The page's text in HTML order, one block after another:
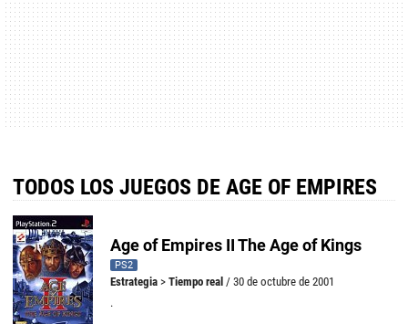
TODOS LOS JUEGOS DE AGE OF EMPIRES
Age of Empires II The Age of Kings
PS2
Estrategia > Tiempo real / 30 de octubre de 2001
.